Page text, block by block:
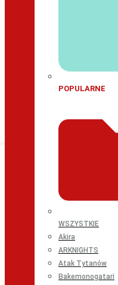
POPULARNE
WSZYSTKIE
Akira
ARKNIGHTS
Atak Tytanów
Bakemonogatari